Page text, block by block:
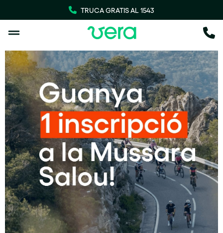
TRUCA GRATIS AL 1543